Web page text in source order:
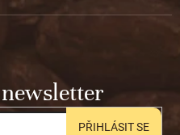
PŘIHLÁSIT SE